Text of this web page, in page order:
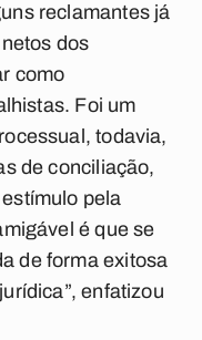
reclamantes já
dos
como
Foi um
todavia,
de conciliação,
pela
é que se
de forma exitosa
enfatizou